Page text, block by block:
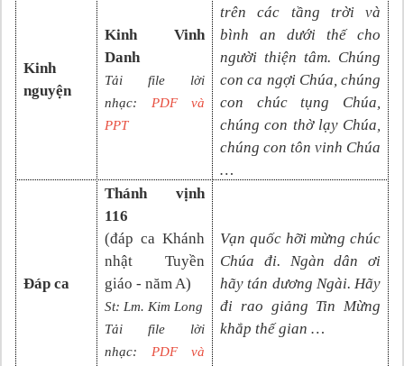
Kinh
nguyện
Kinh Vinh
Danh
Tải file lời
nhạc: PDF và
PPT
trên các tầng trời và
bình an dưới thế cho
người thiện tâm. Chúng
con ca ngợi Chúa, chúng
con chúc tụng Chúa,
chúng con thờ lạy Chúa,
chúng con tôn vinh Chúa
…
Đáp ca
Thánh vịnh
116
(đáp ca Khánh
nhật Tuyền
giáo - năm A)
St: Lm. Kim Long
Tải file lời
nhạc: PDF và
Vạn quốc hỡi mừng chúc
Chúa đi. Ngàn dân ơi
hãy tán dương Ngài. Hãy
đi rao giảng Tin Mừng
khắp thế gian …